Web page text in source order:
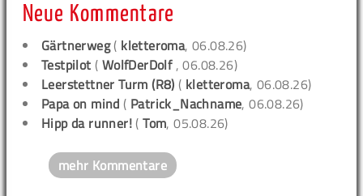
Neue Kommentare
Gärtnerweg( kletteroma, 06.08.26)
Testpilot ( WolfDerDolf , 06.08.26)
Leerstettner Turm (R8) ( kletteroma, 06.08.26)
Papa on mind ( Patrick_Nachname, 06.08.26)
Hipp da runner! (Tom, 05.08.26)
mehr Kommentare